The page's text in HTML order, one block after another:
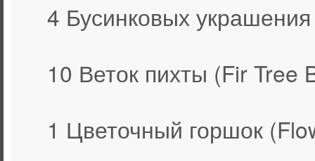
4 Бусинковых
10 Веток пихты (Fir Tree
1 Цветочный горшок